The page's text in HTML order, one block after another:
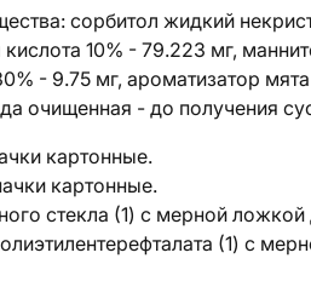
: сорбитол жидкий
10% - 79.223 мг,
- 9.75 мг, ароматизатор
очищенная - до получения
картонные.
картонные.
стекла (1) с мерной
(1) с